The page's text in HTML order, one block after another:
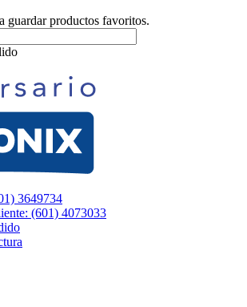
guardar productos favoritos.
3649734
(601) 4073033